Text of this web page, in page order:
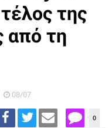
της
από τη
08/07
0